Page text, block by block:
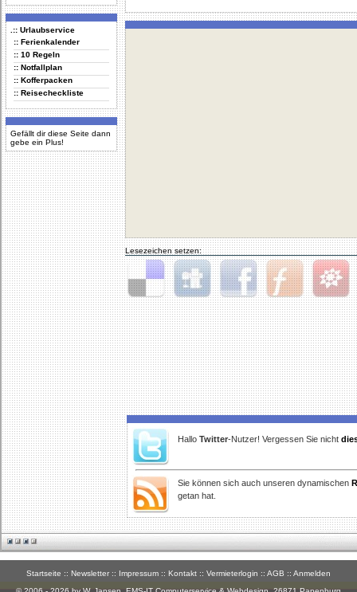
.:: Urlaubservice
:: Ferienkalender
:: 10 Regeln
:: Notfallplan
:: Kofferpacken
:: Reisecheckliste
Gefällt dir diese Seite dann
gebe ein Plus!
Lesezeichen setzen:
Delicious Digg Facebook Furl StudiVZ
Hallo Twitter-Nutzer! Vergessen Sie nicht
Sie können sich auch unseren dynamischen
getan hat.
Startseite :: Newsletter :: Impressum :: Kontakt :: Vermieterlogin :: AGB :: Anmelden